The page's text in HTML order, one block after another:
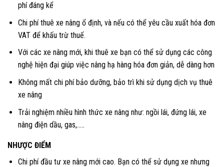
phí đáng kể
Chi phí thuê xe nâng ổ định, và nếu có thể yêu cầu xuất hóa đơn
VAT để khấu trừ thuế.
Với các xe nâng mới, khi thuê xe bạn có thể sử dụng các công
nghệ hiện đại giúp việc nâng hạ hàng hóa đơn giản, dễ dàng hơn
Không mất chi phí bảo dưỡng, bảo trì khi sử dụng dịch vụ thuê
xe nâng
Trải nghiệm nhiều hình thức xe nâng như: ngồi lái, đứng lái, xe
nâng điện dầu, gas,…..
NHƯỢC ĐIỂM
Chi phí đầu tư xe nâng mới cao. Bạn có thể sử dụng xe nhưng